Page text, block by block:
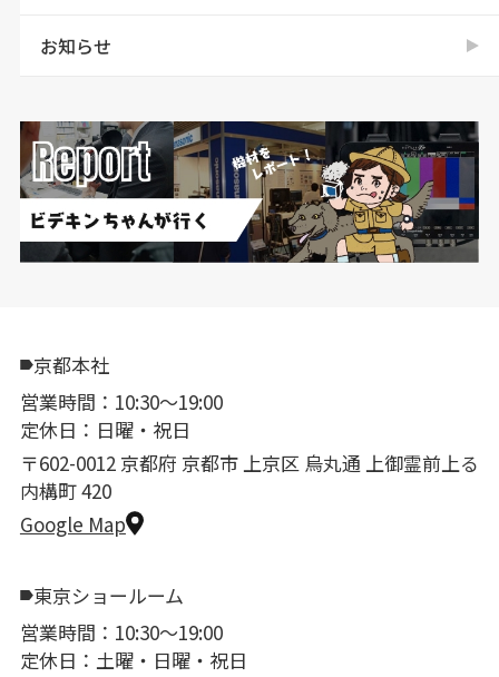
お知らせ
京都本社
営業時間：10:30〜19:00
定休日：日曜・祝日
〒602-0012 京都府 京都市 上京区 烏丸通 上御霊前上る
内構町 420
Google Map
東京ショールーム
営業時間：10:30〜19:00
定休日：土曜・日曜・祝日